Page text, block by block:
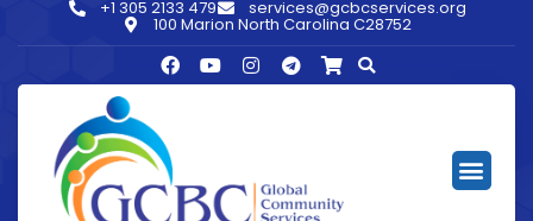
+1 305 2133 479 services@gcbcservices.org
100 Marion North Carolina C28752